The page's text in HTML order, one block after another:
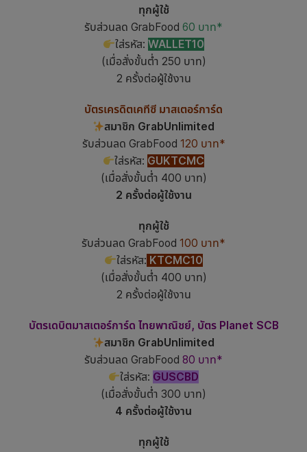
ทุกผู้ใช้
รับส่วนลด GrabFood 60 บาท*
ใส่รหัส: WALLET10
(เมื่อสั่งขั้นต่ำ 250 บาท)
2 ครั้งต่อผู้ใช้งาน
บัตรเครดิตเคทีซี มาสเตอร์การ์ด
สมาชิก GrabUnlimited
รับส่วนลด GrabFood 120 บาท*
ใส่รหัส: GUKTCMC
(เมื่อสั่งขั้นต่ำ 400 บาท)
2 ครั้งต่อผู้ใช้งาน
ทุกผู้ใช้
รับส่วนลด GrabFood 100 บาท*
ใส่รหัส: KTCMC10
(เมื่อสั่งขั้นต่ำ 400 บาท)
2 ครั้งต่อผู้ใช้งาน
บัตรเดบิตมาสเตอร์การ์ด ไทยพาณิชย์, บัตร Planet SCB
สมาชิก GrabUnlimited
รับส่วนลด GrabFood 80 บาท*
ใส่รหัส: GUSCBD
(เมื่อสั่งขั้นต่ำ 300 บาท)
4 ครั้งต่อผู้ใช้งาน
ทุกผู้ใช้